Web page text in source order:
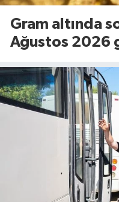
Gram altında
Ağustos 2026